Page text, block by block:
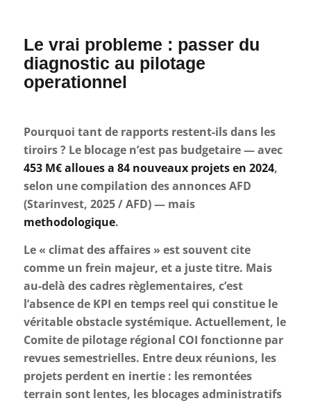
Le vrai probleme : passer du
diagnostic au pilotage
operationnel
Pourquoi tant de rapports restent-ils dans les
tiroirs ? Le blocage n’est pas budgetaire — avec
453 M€ alloues a 84 nouveaux projets en 2024,
selon une compilation des annonces AFD
(Starinvest, 2025 / AFD) — mais
methodologique.
Le « climat des affaires » est souvent cite
comme un frein majeur, et a juste titre. Mais
au-delà des cadres règlementaires, c’est
l’absence de KPI en temps reel qui constitue le
véritable obstacle systémique. Actuellement, le
Comite de pilotage régional COI fonctionne par
revues semestrielles. Entre deux réunions, les
projets perdent en inertie : les remontées
terrain sont lentes, les blocages administratifs